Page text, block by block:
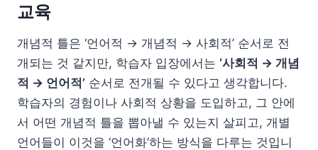
교육
개념적 틀은 ‘언어적 → 개념적 → 사회적’ 순서로 전
개되는 것 같지만, 학습자 입장에서는 ‘사회적 → 개념
적 → 언어적’ 순서로 전개될 수 있다고 생각합니다.
학습자의 경험이나 사회적 상황을 도입하고, 그 안에
서 어떤 개념적 틀을 뽑아낼 수 있는지 살피고, 개별
언어들이 이것을 ‘언어화’하는 방식을 다루는 것입니